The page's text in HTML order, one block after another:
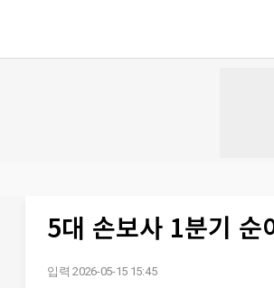
5대 손보사 1분기
입력 2026-05-15 15:45